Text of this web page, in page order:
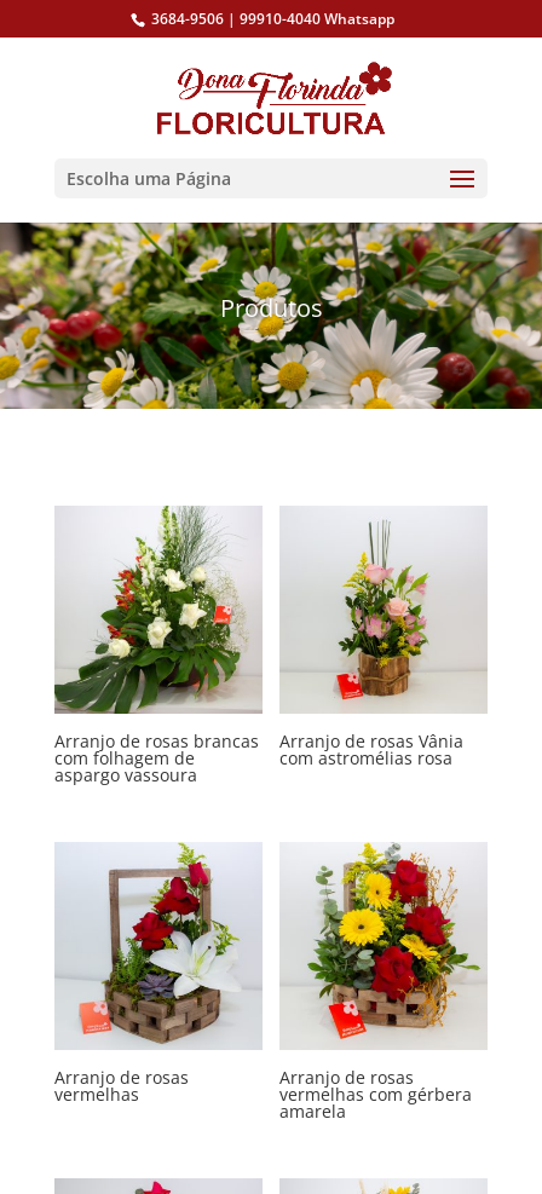
3684-9506 | 99910-4040 Whatsapp
Escolha uma Página
Produtos
Arranjo de rosas brancas
com folhagem de
aspargo vassoura
Arranjo de rosas Vânia
com astromélias rosa
Arranjo de rosas
vermelhas
Arranjo de rosas
vermelhas com gérbera
amarela